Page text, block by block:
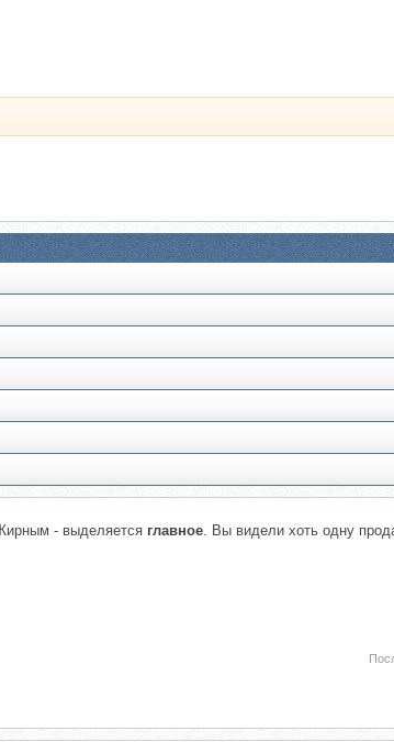
- выделяется главное. Вы видели хоть одну